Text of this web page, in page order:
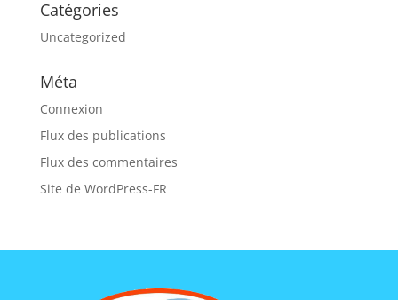
Catégories
Uncategorized
Méta
Connexion
Flux des publications
Flux des commentaires
Site de WordPress-FR